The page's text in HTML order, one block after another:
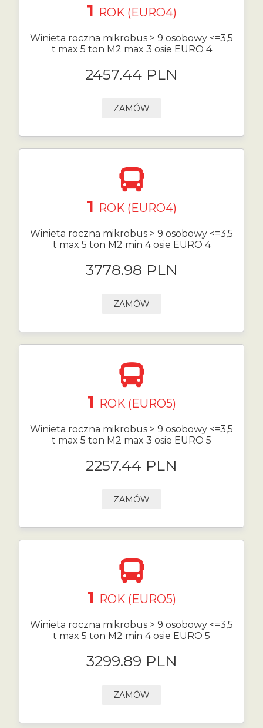
1 ROK (EURO4)
Winieta roczna mikrobus > 9 osobowy <=3,5
t max 5 ton M2 max 3 osie EURO 4
2457.44 PLN
ZAMÓW
1 ROK (EURO4)
Winieta roczna mikrobus > 9 osobowy <=3,5
t max 5 ton M2 min 4 osie EURO 4
3778.98 PLN
ZAMÓW
1 ROK (EURO5)
Winieta roczna mikrobus > 9 osobowy <=3,5
t max 5 ton M2 max 3 osie EURO 5
2257.44 PLN
ZAMÓW
1 ROK (EURO5)
Winieta roczna mikrobus > 9 osobowy <=3,5
t max 5 ton M2 min 4 osie EURO 5
3299.89 PLN
ZAMÓW